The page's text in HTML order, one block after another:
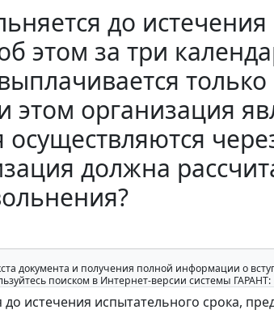
до
этом за три
этом организация
должна
документа и получения полной информации о
поиском в Интернет-версии системы ГАРАНТ: